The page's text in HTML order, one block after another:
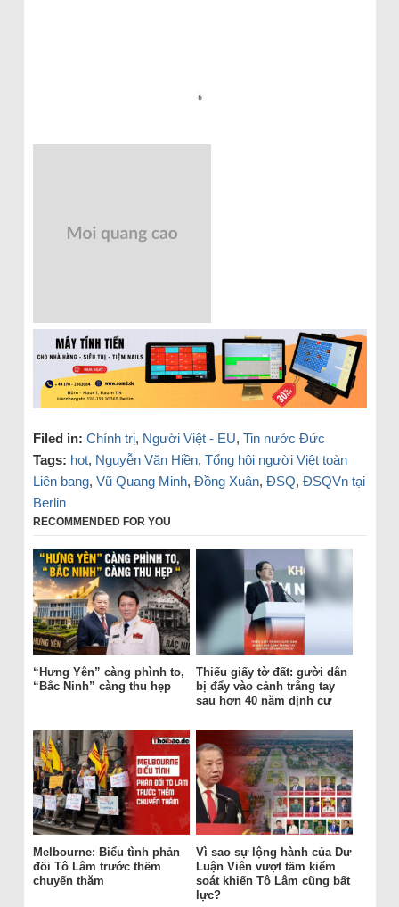
Filed in: Chính trị, Người Việt - EU, Tin nước Đức
Tags: hot, Nguyễn Văn Hiền, Tổng hội người Việt toàn
Liên bang, Vũ Quang Minh, Đồng Xuân, ĐSQ, ĐSQVn tại
Berlin
RECOMMENDED FOR YOU
“Hưng Yên” càng phình to,
“Bắc Ninh” càng thu hẹp
Thiếu giấy tờ đất: gười dân
bị đẩy vào cảnh trắng tay
sau hơn 40 năm định cư
Melbourne: Biểu tình phản
đối Tô Lâm trước thềm
chuyến thăm
Vì sao sự lộng hành của Dư
Luận Viên vượt tầm kiểm
soát khiến Tô Lâm cũng bất
lực?